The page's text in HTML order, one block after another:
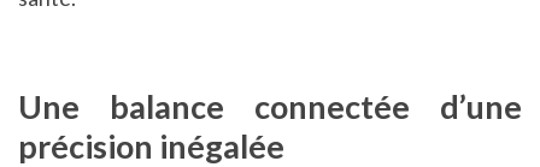
Une balance connectée d’une
précision inégalée